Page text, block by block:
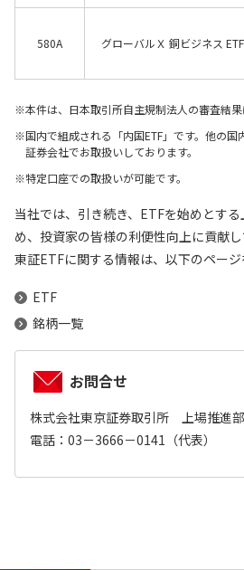
580A グローバルＸ 銅ビジネス ETF
本件は、日本取引所自主規制法人の審査結果
国内で組成される「内国ETF」です。他の国
証券会社でお取扱いしております。
特定口座での取扱いが可能です。
当社では、引き続き、ETFを始めとす
め、投資家の皆様の利便性向上に貢献
東証ETFに関する情報は、以下のページ
ETF
銘柄一覧
お問合せ
株式会社東京証券取引所 上場推進
電話：03－3666－0141（代表）